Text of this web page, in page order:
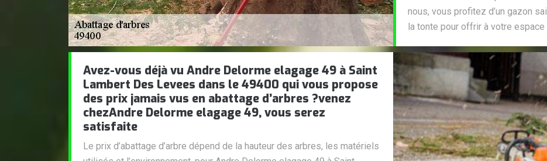
nous, vous profitez d’un gazon
la tonte pour offrir à votre
Avez-vous déjà vu Andre Delorme elagage 49 à Saint
Lambert Des Levees dans le 49400 qui vous propose
des prix jamais vus en abattage d’arbres ?venez
chezAndre Delorme elagage 49, vous serez
satisfaite
Le prix d’abattage d’arbre dépend de la hauteur des arbres, les matériels